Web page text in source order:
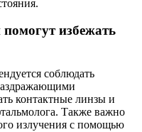
избежать
соблюдать
контактные линзы и
Также важно
излучения с помощью